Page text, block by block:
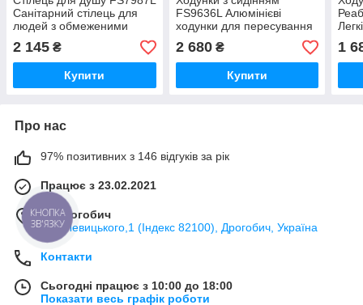
Санітарний стілець для
людей з обмеженими
можливостями
2 145 ₴
Купити
FS9636L Алюмінієві
ходунки для пересування
Ходунки для людей з
інвалідністю
2 680₴
Купити
1
Про нас
97% позитивних з 146 відгуків за рік
Працює з 23.02.2021
м. Дрогобич
вул. Левицького,1 (Індекс 82100), Дрогобич, Україна
Контакти
Сьогодні працює з 10:00 до 18:00
Показати весь графік роботи
КНОПКА
ЗВ'ЯЗКУ